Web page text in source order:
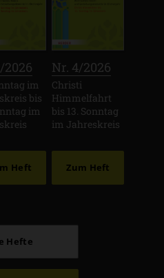
2026
im
bis
im
Heft
Nr. 4/2026
Christi
Himmelfahrt
bis 13. Sonntag
im Jahreskreis
Zum Heft
Hefte